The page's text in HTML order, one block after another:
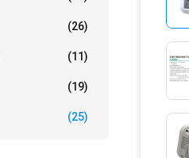
(26)
(11)
(19)
(25)